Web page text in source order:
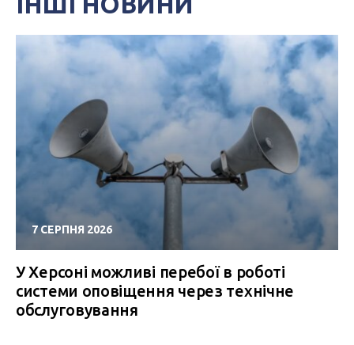
7 СЕРПНЯ 2026
У Херсоні можливі перебої в роботі
системи оповіщення через технічне
обслуговування